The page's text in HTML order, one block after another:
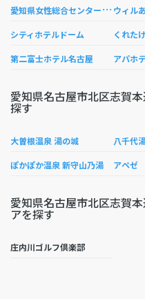
愛
知県女性総合センターウィルあいち
シティホテルドーム
第二富士ホテル名古屋 アパホ
愛知県名古屋市北区志賀
探す
大曽根温泉 湯の城 八千代
ぽかぽか温泉 新守山乃湯 アペゼ
愛知県名古屋市北区志賀
アを探す
庄内川ゴルフ倶楽部